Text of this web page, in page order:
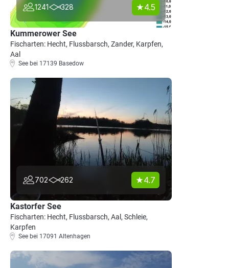
1241 328 4.5
Kummerower See
Fischarten: Hecht, Flussbarsch, Zander, Karpfen,
Aal
See bei 17139 Basedow
702 262 4.7
Kastorfer See
Fischarten: Hecht, Flussbarsch, Aal, Schleie,
Karpfen
See bei 17091 Altenhagen